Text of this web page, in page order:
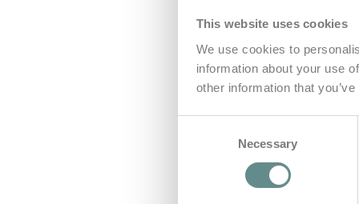
This website uses cookies
We use cookies to
information about your use
other information that
Necessary